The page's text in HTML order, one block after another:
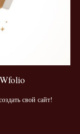
свой сайт!